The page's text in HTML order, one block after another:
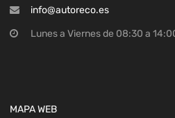
info@autoreco.es
Lunes a Viernes de 08:30 a
MAPA WEB